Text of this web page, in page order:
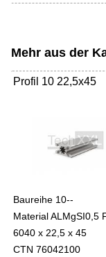
Mehr aus der
Profil 10 22,5x45
Baureihe 10--
Material ALMgSI0,5
6040 x 22,5 x 45
CTN 76042100